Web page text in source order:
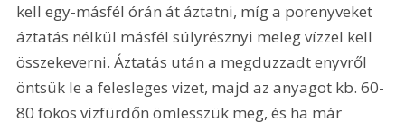
kell egy-másfél órán át áztatni, míg a porenyveket
áztatás nélkül másfél súlyrésznyi meleg vízzel kell
összekeverni. Áztatás után a megduzzadt enyvről
öntsük le a felesleges vizet, majd az anyagot kb. 60-
80 fokos vízfürdőn ömlesszük meg, és ha már